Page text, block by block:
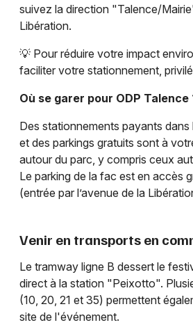
suivez la direction "Talence/
Libération.
💡 Pour réduire votre impact
faciliter votre stationnement,
Où se garer pour ODP Talence
Des stationnements payants
et des parkings gratuits sont à
autour du parc, y compris ceux
Le parking de la fac est en accès
(entrée par l’avenue de la
Venir en transports en
Le tramway ligne B dessert le
direct à la station "Peixotto".
(10, 20, 21 et 35) permettent
site de l'événement.